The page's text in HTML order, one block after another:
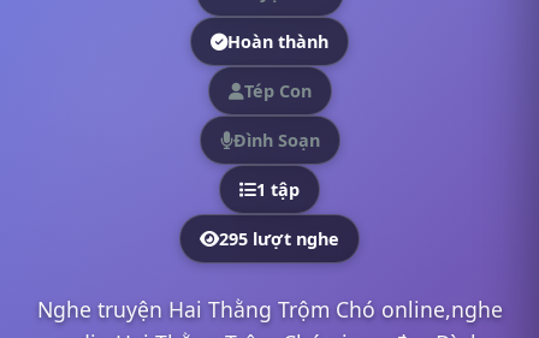
Hoàn thành
Tép Con
Đình Soạn
1 tập
295 lượt nghe
Nghe truyện Hai Thằng Trộm Chó online,nghe